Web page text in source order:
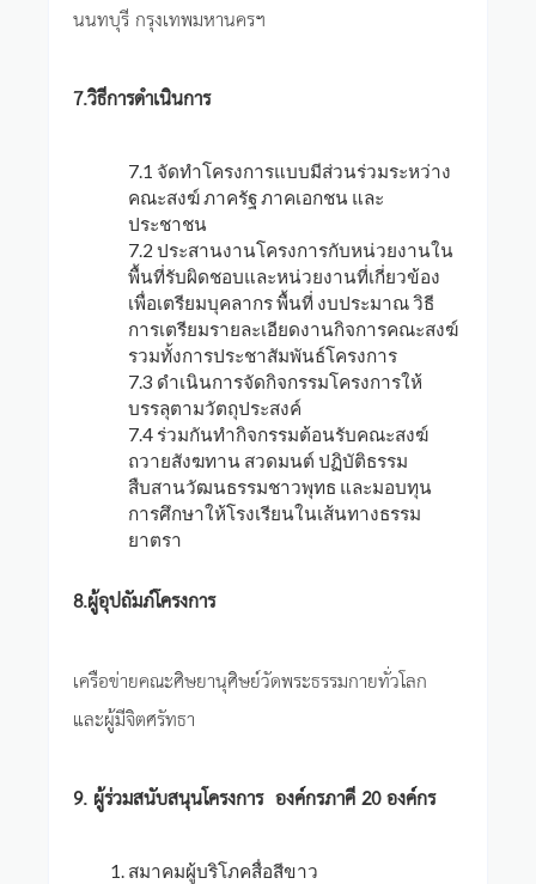
นนทบุรี กรุงเทพมหานครฯ
7.วิธีการดำเนินการ
7.1 จัดทำโครงการแบบมีส่วนร่วมระหว่าง
คณะสงฆ์ ภาครัฐ ภาคเอกชน และ
ประชาชน
7.2 ประสานงานโครงการกับหน่วยงานใน
พื้นที่รับผิดชอบและหน่วยงานที่เกี่ยวข้อง
เพื่อเตรียมบุคลากร พื้นที่ งบประมาณ วิธี
การเตรียมรายละเอียดงานกิจการคณะสงฆ์
รวมทั้งการประชาสัมพันธ์โครงการ
7.3 ดำเนินการจัดกิจกรรมโครงการให้
บรรลุตามวัตถุประสงค์
7.4 ร่วมกันทำกิจกรรมต้อนรับคณะสงฆ์
ถวายสังฆทาน สวดมนต์ ปฏิบัติธรรม
สืบสานวัฒนธรรมชาวพุทธ และมอบทุน
การศึกษาให้โรงเรียนในเส้นทางธรรม
ยาตรา
8.ผู้อุปถัมภ์โครงการ
เครือข่ายคณะศิษยานุศิษย์วัดพระธรรมกายทั่วโลก
และผู้มีจิตศรัทธา
9. ผู้ร่วมสนับสนุนโครงการ องค์กรภาคี 20 องค์กร
สมาคมผู้บริโภคสื่อสีขาว